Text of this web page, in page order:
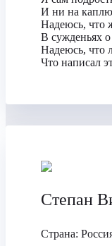
И ни на каплю
Надеюсь, что
В сужденьях о
Надеюсь, что
Что написал
Степан
Страна: